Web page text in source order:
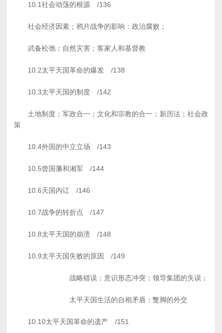
10.1社会动荡的根源 /136
社会经济因素；鸦片战争的影响：政治腐败；
武备松弛；自然灾害；客家人和基督教
10.2太平天国革命的爆发 /138
10.3太平天国的制度 /142
土地制度；军政合一；文化和宗教的合一；新历法；社会政
策
10.4外国的中立立场 /143
10.5曾国藩和湘军 /144
10.6天国内讧 /146
10.7战争的转折点 /147
10.8太平天国的崩溃 /148
10.9太平天国失败的原因 /149
战略错误；意识形态冲突；领导集团的失误；
太平天国生活的自相矛盾：蹩脚的外交
10.10太平天国革命的遗产 /151